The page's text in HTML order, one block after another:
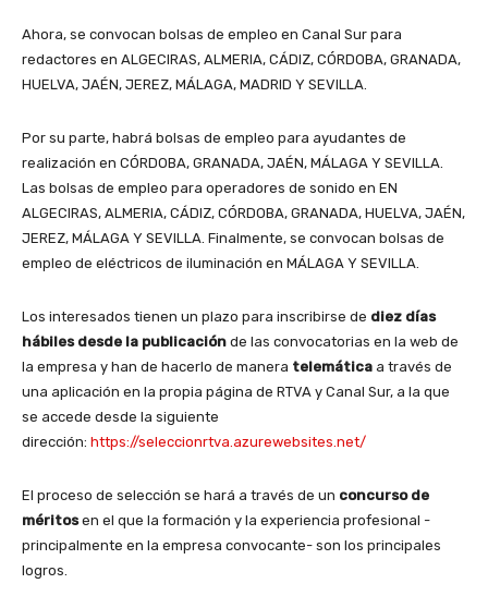
Ahora, se convocan bolsas de empleo en Canal Sur para
redactores en ALGECIRAS, ALMERIA, CÁDIZ, CÓRDOBA, GRANADA,
HUELVA, JAÉN, JEREZ, MÁLAGA, MADRID Y SEVILLA.
Por su parte, habrá bolsas de empleo para ayudantes de
realización en CÓRDOBA, GRANADA, JAÉN, MÁLAGA Y SEVILLA.
Las bolsas de empleo para operadores de sonido en EN
ALGECIRAS, ALMERIA, CÁDIZ, CÓRDOBA, GRANADA, HUELVA, JAÉN,
JEREZ, MÁLAGA Y SEVILLA. Finalmente, se convocan bolsas de
empleo de eléctricos de iluminación en MÁLAGA Y SEVILLA.
Los interesados tienen un plazo para inscribirse de diez días
hábiles desde la publicación de las convocatorias en la web de
la empresa y han de hacerlo de manera telemática a través de
una aplicación en la propia página de RTVA y Canal Sur, a la que
se accede desde la siguiente
dirección: https://seleccionrtva.azurewebsites.net/
El proceso de selección se hará a través de un concurso de
méritosen el que la formación y la experiencia profesional -
principalmente en la empresa convocante- son los principales
logros.